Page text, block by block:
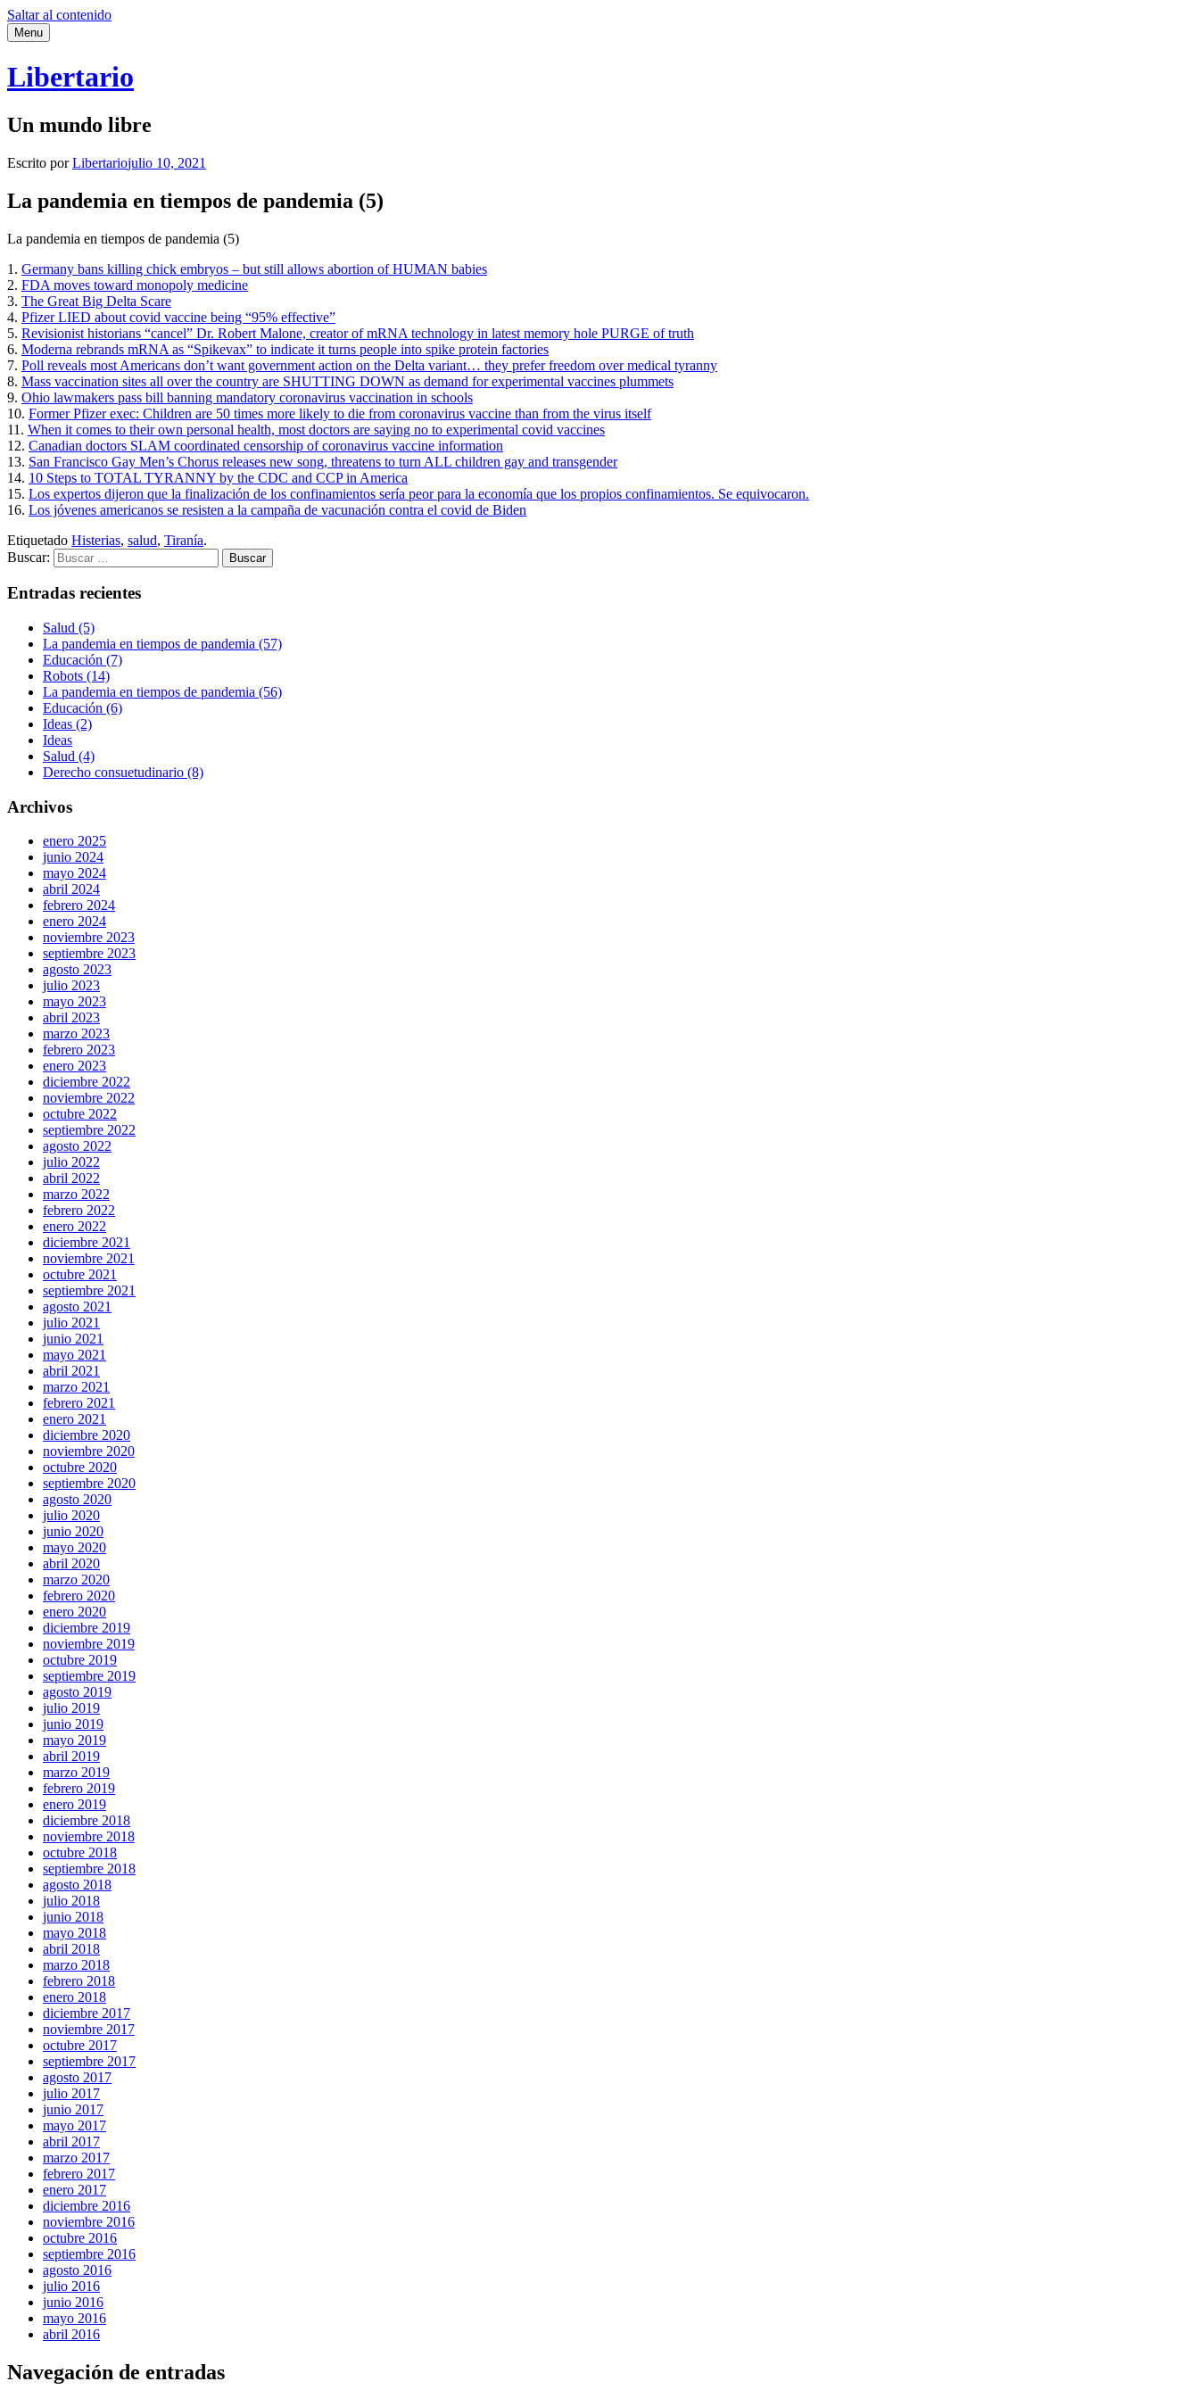
Saltar al contenido
Menu
Libertario
Un mundo libre
Escrito porLibertariojulio 10, 2021
La pandemia en tiempos de pandemia (5)
La pandemia en tiempos de pandemia (5)
1. Germany bans killing chick embryos – but still allows abortion of HUMAN babies
2. FDA moves toward monopoly medicine
3. The Great Big Delta Scare
4. Pfizer LIED about covid vaccine being “95% effective”
5. Revisionist historians “cancel” Dr. Robert Malone, creator of mRNA technology in latest memory hole PURGE of truth
6. Moderna rebrands mRNA as “Spikevax” to indicate it turns people into spike protein factories
7. Poll reveals most Americans don’t want government action on the Delta variant… they prefer freedom over medical tyranny
8. Mass vaccination sites all over the country are SHUTTING DOWN as demand for experimental vaccines plummets
9. Ohio lawmakers pass bill banning mandatory coronavirus vaccination in schools
10. Former Pfizer exec: Children are 50 times more likely to die from coronavirus vaccine than from the virus itself
11. When it comes to their own personal health, most doctors are saying no to experimental covid vaccines
12. Canadian doctors SLAM coordinated censorship of coronavirus vaccine information
13. San Francisco Gay Men’s Chorus releases new song, threatens to turn ALL children gay and transgender
14. 10 Steps to TOTAL TYRANNY by the CDC and CCP in America
15. Los expertos dijeron que la finalización de los confinamientos sería peor para la economía que los propios confinamientos. Se equivocaron.
16. Los jóvenes americanos se resisten a la campaña de vacunación contra el covid de Biden
Etiquetado Histerias, salud, Tiranía.
Buscar:
Entradas recientes
Salud (5)
La pandemia en tiempos de pandemia (57)
Educación (7)
Robots (14)
La pandemia en tiempos de pandemia (56)
Educación (6)
Ideas (2)
Ideas
Salud (4)
Derecho consuetudinario (8)
Archivos
enero 2025
junio 2024
mayo 2024
abril 2024
febrero 2024
enero 2024
noviembre 2023
septiembre 2023
agosto 2023
julio 2023
mayo 2023
abril 2023
marzo 2023
febrero 2023
enero 2023
diciembre 2022
noviembre 2022
octubre 2022
septiembre 2022
agosto 2022
julio 2022
abril 2022
marzo 2022
febrero 2022
enero 2022
diciembre 2021
noviembre 2021
octubre 2021
septiembre 2021
agosto 2021
julio 2021
junio 2021
mayo 2021
abril 2021
marzo 2021
febrero 2021
enero 2021
diciembre 2020
noviembre 2020
octubre 2020
septiembre 2020
agosto 2020
julio 2020
junio 2020
mayo 2020
abril 2020
marzo 2020
febrero 2020
enero 2020
diciembre 2019
noviembre 2019
octubre 2019
septiembre 2019
agosto 2019
julio 2019
junio 2019
mayo 2019
abril 2019
marzo 2019
febrero 2019
enero 2019
diciembre 2018
noviembre 2018
octubre 2018
septiembre 2018
agosto 2018
julio 2018
junio 2018
mayo 2018
abril 2018
marzo 2018
febrero 2018
enero 2018
diciembre 2017
noviembre 2017
octubre 2017
septiembre 2017
agosto 2017
julio 2017
junio 2017
mayo 2017
abril 2017
marzo 2017
febrero 2017
enero 2017
diciembre 2016
noviembre 2016
octubre 2016
septiembre 2016
agosto 2016
julio 2016
junio 2016
mayo 2016
abril 2016
Navegación de entradas